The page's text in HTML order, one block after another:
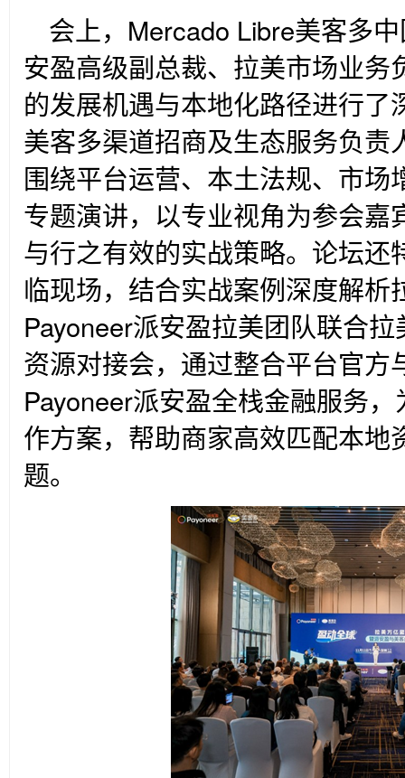
会上，Mercado Libre美客多
安盈高级副总裁、拉美市场业
的发展机遇与本地化路径进行
美客多渠道招商及生态服务负责
围绕平台运营、本土法规、市
专题演讲，以专业视角为参会嘉
与行之有效的实战策略。论坛还
临现场，结合实战案例深度解
Payoneer派安盈拉美团队联合
资源对接会，通过整合平台官方
Payoneer派安盈全栈金融服务
作方案，帮助商家高效匹配本地
题。